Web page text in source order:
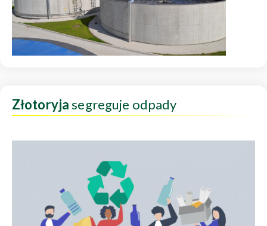
Złotoryjasegreguje odpady